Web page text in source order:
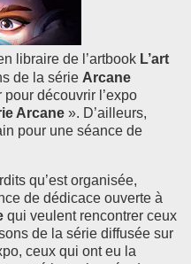
libraire de l’artbook L’art
de la série Arcane
découvrir l’expo
Arcane ». D’ailleurs,
pour une séance de
qu’est organisée,
de dédicace ouverte à
qui veulent rencontrer ceux
de la série diffusée sur
ceux qui ont eu la